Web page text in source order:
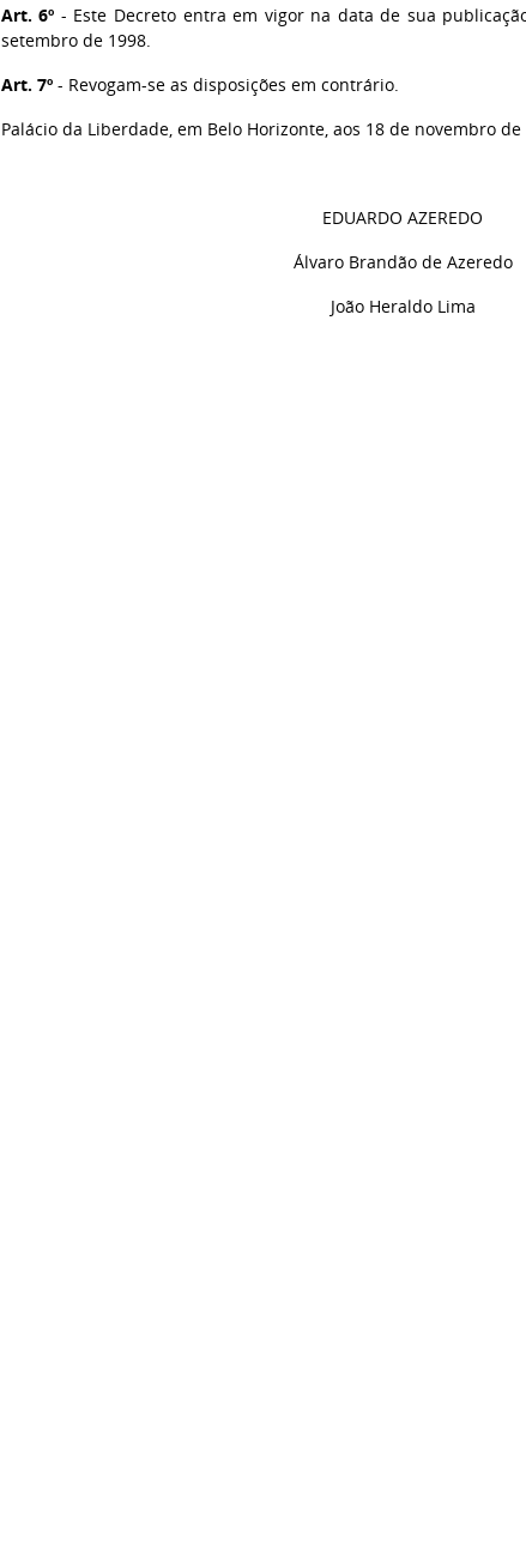
Art. 6º - Este Decreto entra em vigor na data de sua
setembro de 1998.
Art. 7º- Revogam-se as disposições em contrário.
Palácio da Liberdade, em Belo Horizonte, aos 18 de novembro de
EDUARDO AZEREDO
Álvaro Brandão de Azeredo
João Heraldo Lima